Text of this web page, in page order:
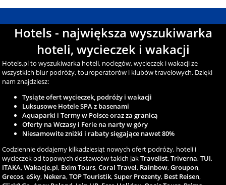
Hotels - największa wyszukiwarka
hoteli, wycieczek i wakacji
Hotels.pl to wyszukiwarka hoteli, noclegów, wycieczek i wakacji ze
wszystkich biur podróży, touroperatorów i klubów travelowych. Dzięki
nam znajdziesz:
Tysiąte ofert wycieczek, podróży i wakacji
Luksusowe Hotele SPA z basenami
Aquaparki i Termy w Polsce oraz za granicą
Oferty na Wczasy i Ferie na narty w góry
Niesamowite zniżki i rabaty sięgające nawet 80%
Codziennie dodajemy kilkadziesiąt nowych ofert podróży, hoteli i
wycieczek od topowych dostawców takich jakTravelist,Triverna,TUI,
ITAKA,Wakacje.pl, Exim Tours,Coral Travel, Rainbow,Groupon,
Grecos,eSky, Nekera,TOP Touristik,Super Prezenty, Best Reisen,